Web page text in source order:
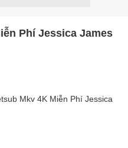
Phí Jessica James